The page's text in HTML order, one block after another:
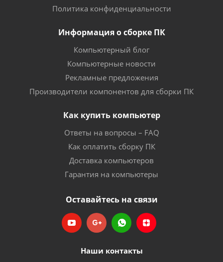
Политика конфиденциальности
Информация о сборке ПК
Компьютерный блог
Компьютерные новости
Рекламные предложения
Производители компонентов для сборки ПК
Как купить компьютер
Ответы на вопросы – FAQ
Как оплатить сборку ПК
Доставка компьютеров
Гарантия на компьютеры
Оставайтесь на связи
Наши контакты